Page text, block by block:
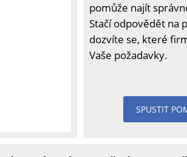
pomůže najít
Stačí odpovědět na
dozvíte se, které
Vaše požadavky.
SPUSTIT